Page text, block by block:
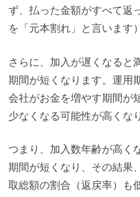
ず、払った金額がすべて返
を「元本割れ」と言います）
さらに、加入が遅くなると
期間が短くなります。運用
会社がお金を増やす期間が
少なくなる可能性が高くな
つまり、加入数年齢が高く
期間が短くなり、その結果
取総額の割合（返戻率）も